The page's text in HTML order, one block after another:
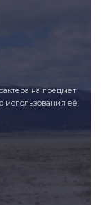
на предмет
использования её